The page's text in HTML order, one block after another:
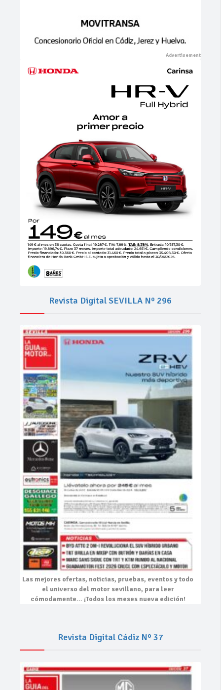
Revista Digital SEVILLA Nº 296
Las mejores ofertas, noticias, pruebas, eventosy todo
el universo del motor sevillano, para leer
cómodamente… ¡Todos los meses nueva edición!
Revista Digital Cádiz Nº 37